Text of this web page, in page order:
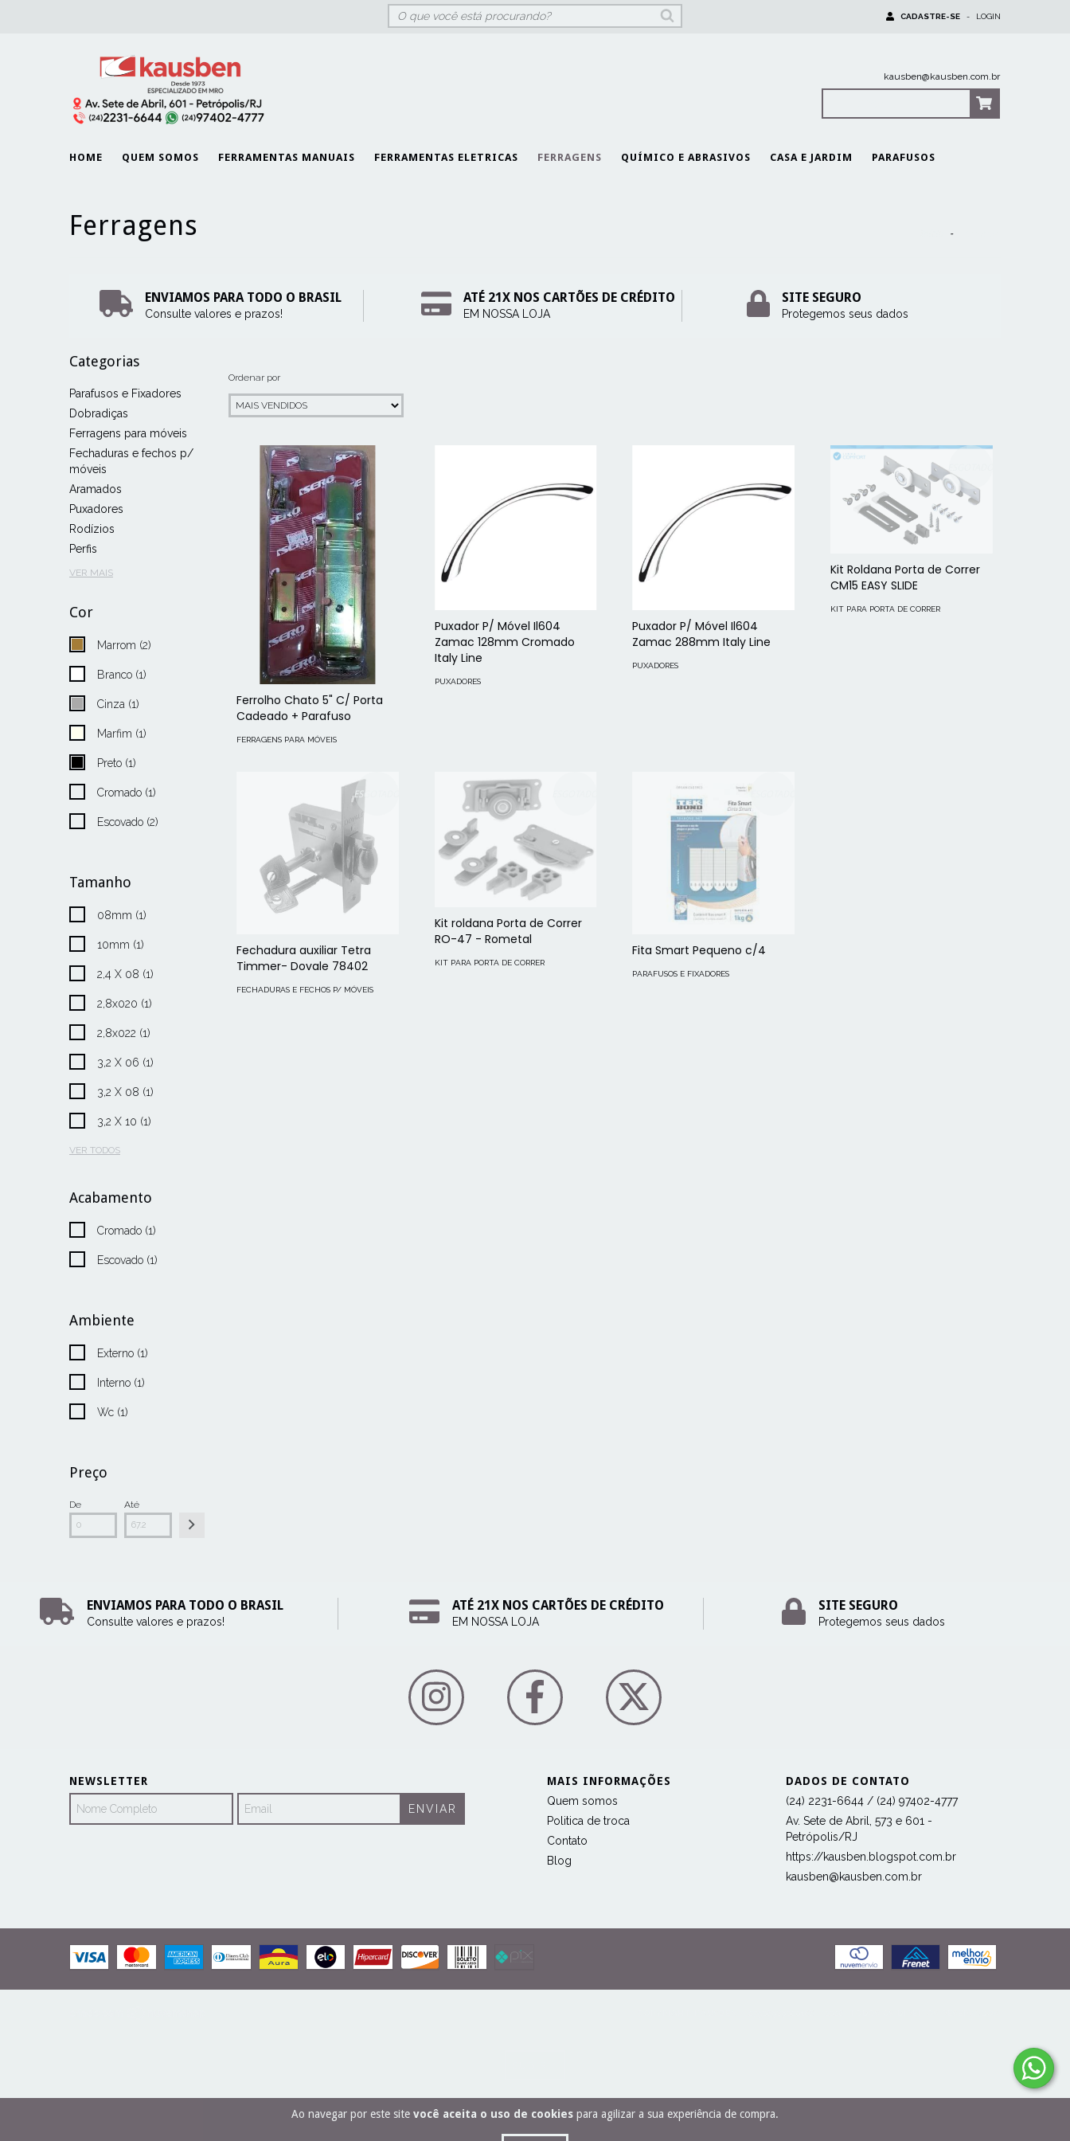
CADASTRE-SE - LOGIN
Ao navegar por este site você aceita o uso de cookies para agilizar a sua experiência de compra.
kausben@kausben.com.br
HOME QUEM SOMOS FERRAMENTAS MANUAIS FERRAMENTAS ELETRICAS FERRAGENS QUÍMICO E ABRASIVOS CASA E JARDIM PARAFUSOS
Ferragens -
ENVIAMOS PARA TODO O BRASIL
Consulte valores e prazos!
ATÉ 21X NOS CARTÕES DE CRÉDITO
EM NOSSA LOJA
SITE SEGURO
Protegemos seus dados
Categorias
Parafusos e Fixadores
Dobradiças
Ferragens para móveis
Fechaduras e fechos p/
móveis
Aramados
Puxadores
Rodízios
Perfis
VER MAIS
Cor
Marrom (2)
Branco (1)
Cinza (1)
Marfim (1)
Preto (1)
Cromado (1)
Escovado (2)
Tamanho
08mm (1)
10mm (1)
2,4 X 08 (1)
2,8x020 (1)
2,8x022 (1)
3,2 X 06 (1)
3,2 X 08 (1)
3,2 X 10 (1)
VER TODOS
Acabamento
Cromado (1)
Escovado (1)
Ambiente
Externo (1)
Interno (1)
Wc (1)
Preço
De Até
Ordenar por
Ferrolho Chato 5" C/ Porta
Cadeado + Parafuso
FERRAGENS PARA MÓVEIS
Puxador P/ Móvel Il604
Zamac 128mm Cromado
Italy Line
PUXADORES
Puxador P/ Móvel Il604
Zamac 288mm Italy Line
PUXADORES
Kit Roldana Porta de Correr
CM15 EASY SLIDE
KIT PARA PORTA DE CORRER
ESGOTADO
Fechadura auxiliar Tetra
Timmer- Dovale 78402
FECHADURAS E FECHOS P/ MÓVEIS
Kit roldana Porta de Correr
RO-47 - Rometal
KIT PARA PORTA DE CORRER
ESGOTADO
Fita Smart Pequeno c/4
PARAFUSOS E FIXADORES
ENVIAMOS PARA TODO O BRASIL
Consulte valores e prazos!
ATÉ 21X NOS CARTÕES DE CRÉDITO
EM NOSSA LOJA
SITE SEGURO
Protegemos seus dados
NEWSLETTER
MAIS INFORMAÇÕES
Quem somos
Politica de troca
Contato
Blog
DADOS DE CONTATO
(24) 2231-6644 / (24) 97402-4777
Av. Sete de Abril, 573 e 601 -
Petrópolis/RJ
https://kausben.blogspot.com.br
kausben@kausben.com.br